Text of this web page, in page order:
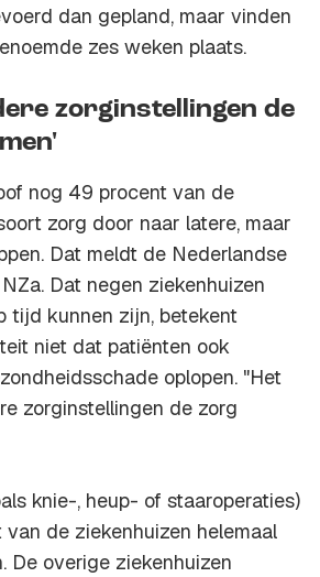
dan gepland, maar vinden
zes weken plaats.
zorginstellingen de
nog 49 procent van de
zorg door naar latere, maar
Dat meldt de Nederlandse
Dat negen ziekenhuizen
tijd kunnen zijn, betekent
niet dat patiënten ook
oplopen. "Het
zorginstellingen de zorg
knie-, heup- of staaroperaties)
de ziekenhuizen helemaal
De overige ziekenhuizen